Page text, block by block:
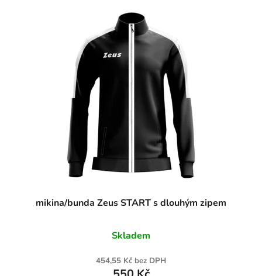
mikina/bunda Zeus START s dlouhým zipem
Skladem
454,55 Kč bez DPH